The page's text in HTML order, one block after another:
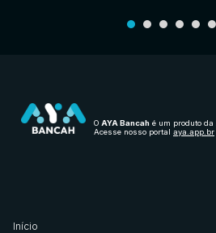
O AYA Bancah é um produto da
Acesse nosso portal aya.app.br
Início